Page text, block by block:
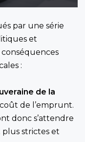
par une série
et
conséquences
:
de la
de l’emprunt.
donc s’attendre
strictes et